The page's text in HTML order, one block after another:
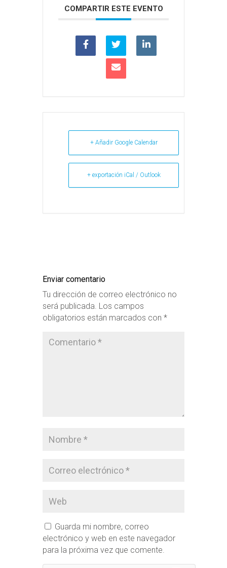
COMPARTIR ESTE EVENTO
+ Añadir Google Calendar
+ exportación iCal / Outlook
Enviar comentario
Tu dirección de correo electrónico no
será publicada. Los campos
obligatorios están marcados con *
Guarda mi nombre, correo
electrónico y web en este navegador
para la próxima vez que comente.